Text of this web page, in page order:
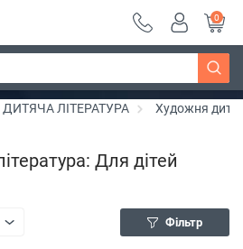
~ 250 грн ~
Дізнатись більше
0
ДИТЯЧА ЛІТЕРАТУРА Художня
Для дітей
Фільтр